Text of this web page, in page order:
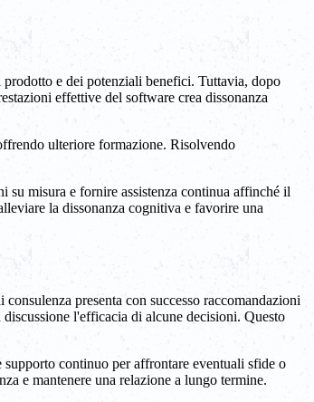
prodotto e dei potenziali benefici. Tuttavia, dopo
effettive del software crea dissonanza
ulteriore formazione. Risolvendo
misura e fornire assistenza continua affinché il
la dissonanza cognitiva e favorire una
presenta con successo raccomandazioni
l'efficacia di alcune decisioni. Questo
continuo per affrontare eventuali sfide o
e mantenere una relazione a lungo termine.